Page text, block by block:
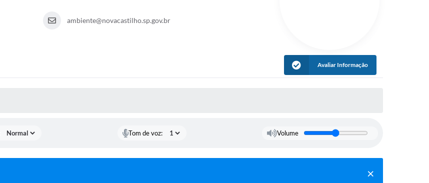
ambiente@novacastilho.sp.gov.br
Avaliar Informação
Tom de voz: Volume